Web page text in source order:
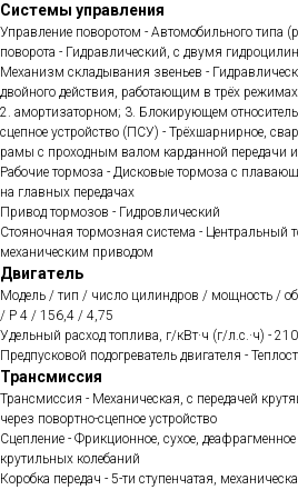
Системы управления
Управление поворотом - Автомобильного типа
поворота - Гидравлический, с двумя
Механизм складывания звеньев -
двойного действия, работающим в трёх
2. амортизаторном; 3. Блокирующем
сцепное устройство (ПСУ) - Трёхшарнирное,
рамы с проходным валом карданной передачи
Рабочие тормоза - Дисковые тормоза с
на главных передачах
Привод тормозов - Гидровлический
Стояночная тормозная система - Центральный
механическим приводом
Двигатель
Модель / тип / число цилиндров / мощность /
/ Р 4 / 156,4 / 4,75
Удельный расход топлива, г/кВт·ч (г/л.с.·ч) -
Предпусковой подогреватель двигателя -
Трансмиссия
Трансмиссия - Механическая, с передачей
через повортно-сцепное устройство
Сцепление - Фрикционное, сухое,
крутильных колебаний
Коробка передач - 5-ти ступенчатая,